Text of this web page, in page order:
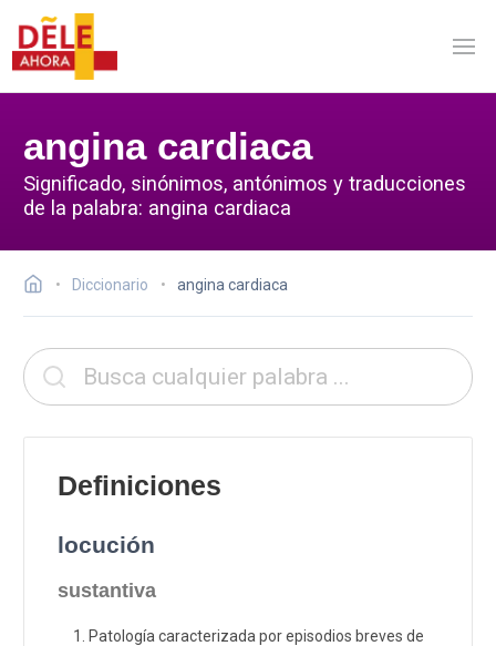
angina cardiaca
Significado, sinónimos, antónimos y traducciones
de la palabra: angina cardiaca
Diccionario angina cardiaca
Definiciones
locución
sustantiva
Patología caracterizada por episodios breves de